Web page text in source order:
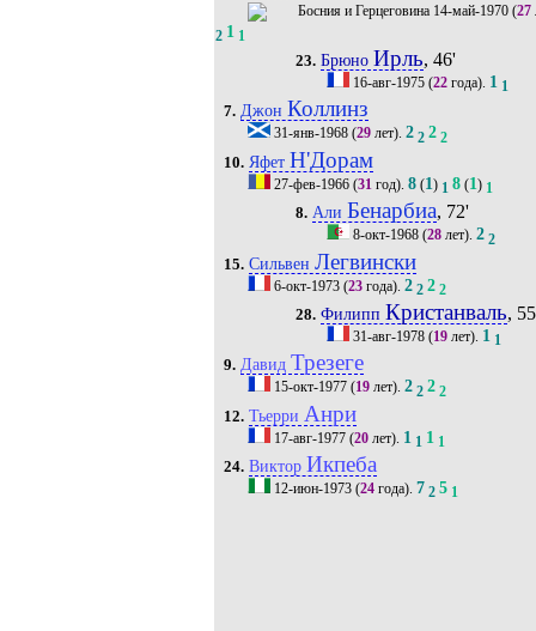
14-май-1970 (27
2 1 1
23. Брюно Ирль, 46'
16-авг-1975 (22 года). 1 1
7. Джон Коллинз
31-янв-1968(29лет). 2 2 2 2
10. Яфет Н'Дорам
27-фев-1966(31 год). 8(1) 1 8(1) 1
8. Али Бенарбиа, 72'
8-окт-1968 (28 лет).2 2
15. Сильвен Легвински
6-окт-1973(23года). 2 2 2 2
28. Филипп Кристанваль,
31-авг-1978 (19 лет). 1 1
9. Давид Трезеге
15-окт-1977(19лет). 2 2 2 2
12. Тьерри Анри
17-авг-1977(20лет). 1 1 1 1
24. Виктор Икпеба
12-июн-1973(24года). 7 2 5 1